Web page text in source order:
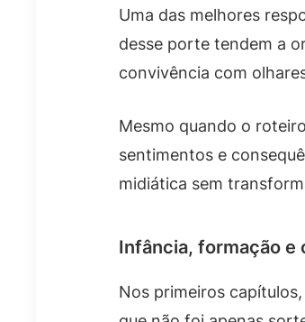
Uma das melhores
desse porte tendem a
convivência com
Mesmo quando o
sentimentos e
midiática sem
Infância, formação e
Nos primeiros